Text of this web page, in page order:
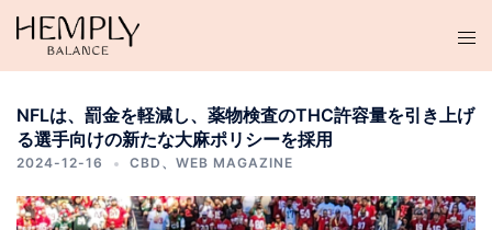
テ
NFLは、罰金を軽減し、薬物検査のTHC許容量を引き上げ
る選手向けの新たな大麻ポリシーを採用
2024-12-16 CBD 、 WEB MAGAZINE